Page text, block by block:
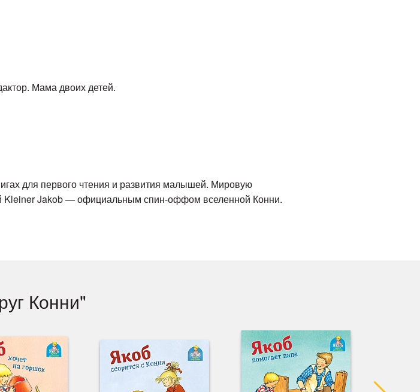
Мама двоих детей.
для первого чтения и развития малышей. Мировую
Kleiner Jakob — официальным спин-оффом вселенной Конни.
Конни"